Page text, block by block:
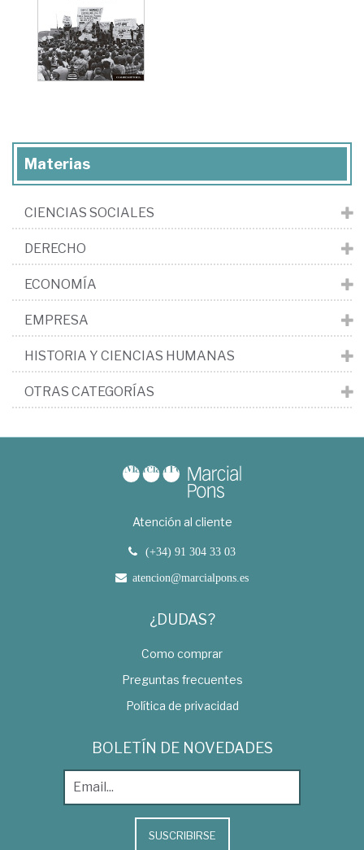
Materias
CIENCIAS SOCIALES
DERECHO
ECONOMÍA
EMPRESA
HISTORIA Y CIENCIAS HUMANAS
OTRAS CATEGORÍAS
Atención al cliente
(+34) 91 304 33 03
atencion@marcialpons.es
¿DUDAS?
Como comprar
Preguntas frecuentes
Política de privacidad
BOLETÍN DE NOVEDADES
SUSCRIBIRSE